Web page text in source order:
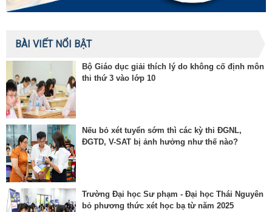
BÀI VIẾT NỔI BẬT
Bộ Giáo dục giải thích lý do không cố định môn
thi thứ 3 vào lớp 10
Nếu bỏ xét tuyển sớm thì các kỳ thi ĐGNL,
ĐGTD, V-SAT bị ảnh hưởng như thế nào?
Trường Đại học Sư phạm - Đại học Thái Nguyên
bỏ phương thức xét học bạ từ năm 2025